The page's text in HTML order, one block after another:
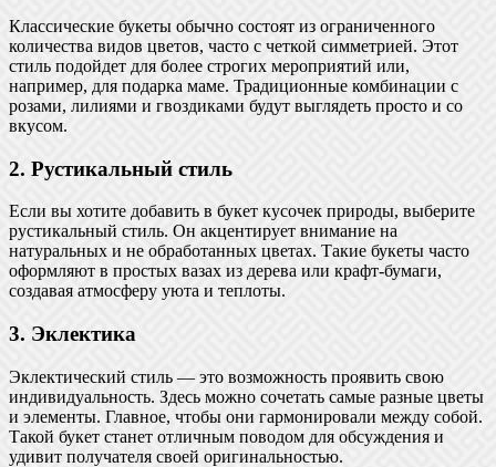
Классические букеты обычно состоят из ограниченного
количества видов цветов, часто с четкой симметрией. Этот
стиль подойдет для более строгих мероприятий или,
например, для подарка маме. Традиционные комбинации с
розами, лилиями и гвоздиками будут выглядеть просто и со
вкусом.
2. Рустикальный стиль
Если вы хотите добавить в букет кусочек природы, выберите
рустикальный стиль. Он акцентирует внимание на
натуральных и не обработанных цветах. Такие букеты часто
оформляют в простых вазах из дерева или крафт-бумаги,
создавая атмосферу уюта и теплоты.
3. Эклектика
Эклектический стиль — это возможность проявить свою
индивидуальность. Здесь можно сочетать самые разные цветы
и элементы. Главное, чтобы они гармонировали между собой.
Такой букет станет отличным поводом для обсуждения и
удивит получателя своей оригинальностью.